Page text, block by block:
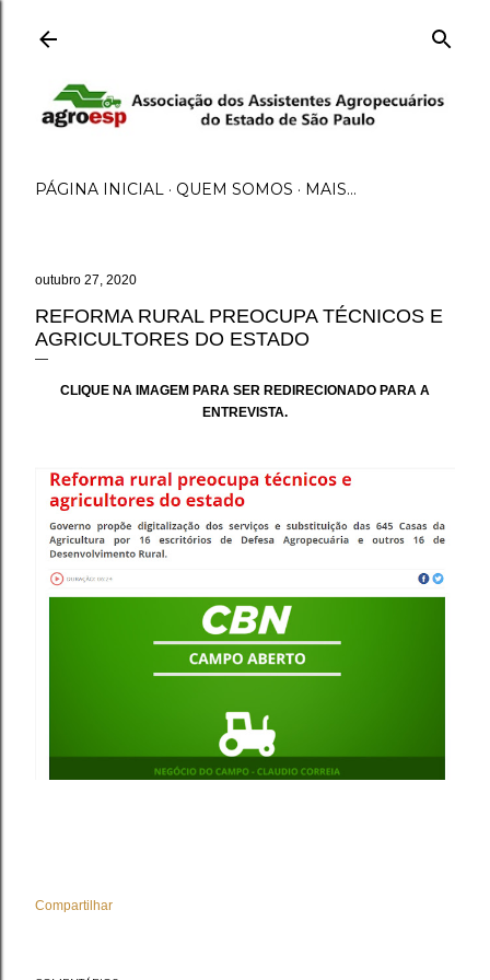
PÁGINA INICIAL QUEM SOMOS MAIS…
outubro 27, 2020
REFORMA RURAL PREOCUPA TÉCNICOS E
AGRICULTORES DO ESTADO
CLIQUE NA IMAGEM PARA SER REDIRECIONADO PARA A
ENTREVISTA.
Compartilhar